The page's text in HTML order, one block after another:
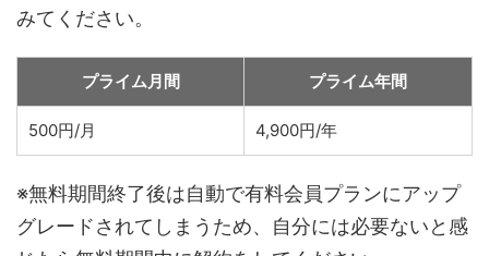
みてください。
プライム月間 プライム年間
500円/月 4,900円/年
※無料期間終了後は自動で有料会員プランにアップ
グレードされてしまうため、自分には必要ないと感